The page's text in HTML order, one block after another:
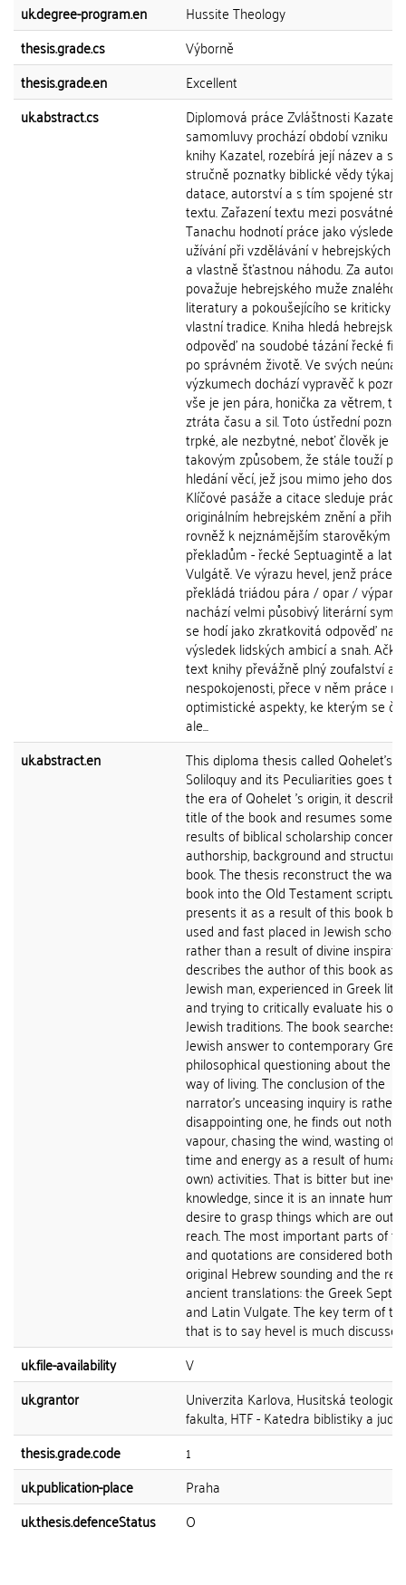
uk.degree-program.en
Hussite Theology
thesis.grade.cs
Výborně
thesis.grade.en
Excellent
uk.abstract.cs
Diplomová práce Zvláštnosti
samomluvy prochází období vzniku
knihy Kazatel, rozebírá její název a
stručně poznatky biblické vědy
datace, autorství a s tím spojené
textu. Zařazení textu mezi posvátné
Tanachu hodnotí práce jako výsledek
užívání při vzdělávání v hebrejských
a vlastně šťastnou náhodu. Za autora
považuje hebrejského muže znalého
literatury a pokoušejícího se kriticky
vlastní tradice. Kniha hledá hebrejskou
odpověď na soudobé tázání řecké
po správném životě. Ve svých
výzkumech dochází vypravěč k
vše je jen pára, honička za větrem,
ztráta času a sil. Toto ústřední
trpké, ale nezbytné, neboť člověk je
takovým způsobem, že stále touží po
hledání věcí, jež jsou mimo jeho
Klíčové pasáže a citace sleduje práce
originálním hebrejském znění a přihlíží
rovněž k nejznámějším starověkým
překladům - řecké Septuagintě a
Vulgátě. Ve výrazu hevel, jenž práce
překládá triádou pára / opar / výpary
nachází velmi působivý literární
se hodí jako zkratkovitá odpověď na
výsledek lidských ambicí a snah.
text knihy převážně plný zoufalství a
nespokojenosti, přece v něm práce
optimistické aspekty, ke kterým se
ale...
uk.abstract.en
This diploma thesis called Qohelet's
Soliloquy and its Peculiarities goes
the era of Qohelet 's origin, it
title of the book and resumes some
results of biblical scholarship
authorship, background and
book. The thesis reconstruct the way
book into the Old Testament
presents it as a result of this book
used and fast placed in Jewish
rather than a result of divine
describes the author of this book as a
Jewish man, experienced in Greek
and trying to critically evaluate his
Jewish traditions. The book searches a
Jewish answer to contemporary
philosophical questioning about the
way of living. The conclusion of the
narrator's unceasing inquiry is rather
disappointing one, he finds out
vapour, chasing the wind, wasting of
time and energy as a result of
own) activities. That is bitter but
knowledge, since it is an innate
desire to grasp things which are out
reach. The most important parts of
and quotations are considered both
original Hebrew sounding and the
ancient translations: the Greek
and Latin Vulgate. The key term of
that is to say hevel is much discussed
uk.file-availability
V
uk.grantor
Univerzita Karlova, Husitská
fakulta, HTF - Katedra biblistiky a
thesis.grade.code
1
uk.publication-place
Praha
uk.thesis.defenceStatus
O